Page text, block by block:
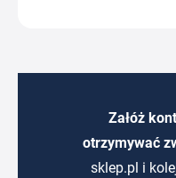
Załóż
otrzymywać
sklep.pl i